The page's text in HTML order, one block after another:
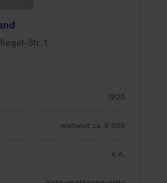
Str. 1
1920
weltweit ca. 8.500
k.A.